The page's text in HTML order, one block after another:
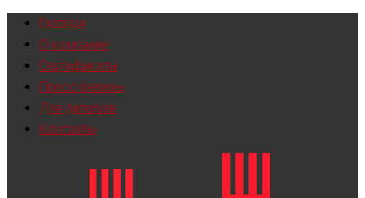
Главная
О компании
Сертификаты
Пресс-релизы
Для дилеров
Контакты